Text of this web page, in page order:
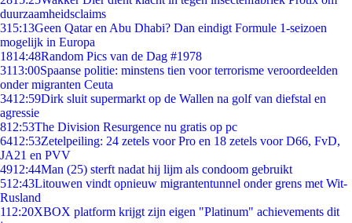
duurzaamheidsclaims
315:13Geen Qatar en Abu Dhabi? Dan eindigt Formule 1-seizoen
mogelijk in Europa
1814:48Random Pics van de Dag #1978
3113:00Spaanse politie: minstens tien voor terrorisme veroordeelden
onder migranten Ceuta
3412:59Dirk sluit supermarkt op de Wallen na golf van diefstal en
agressie
812:53The Division Resurgence nu gratis op pc
6412:53Zetelpeiling: 24 zetels voor Pro en 18 zetels voor D66, FvD,
JA21 en PVV
4912:44Man (25) sterft nadat hij lijm als condoom gebruikt
512:43Litouwen vindt opnieuw migrantentunnel onder grens met Wit-
Rusland
112:20XBOX platform krijgt zijn eigen "Platinum" achievements dit